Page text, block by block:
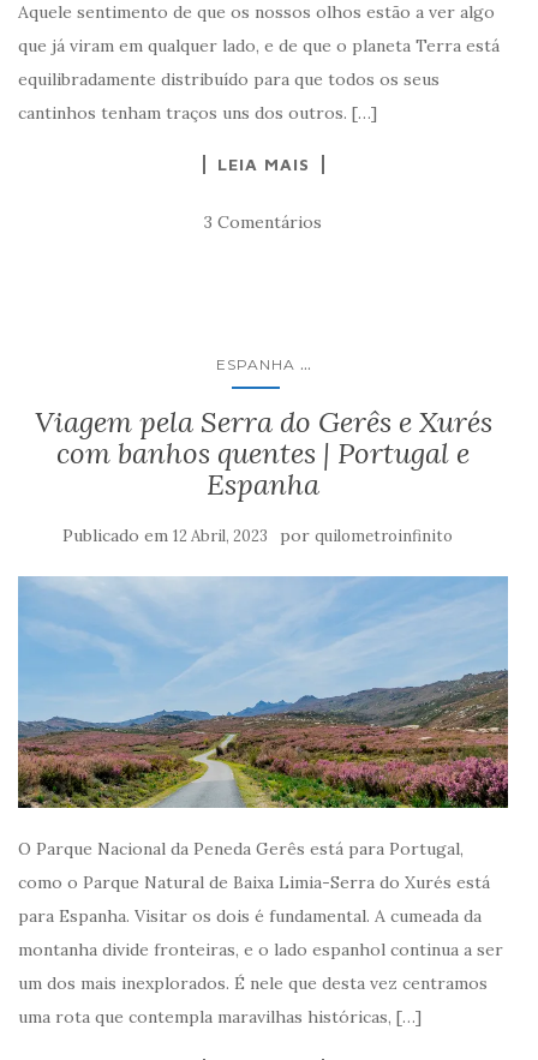
Aquele sentimento de que os nossos olhos estão a ver algo
que já viram em qualquer lado, e de que o planeta Terra está
equilibradamente distribuído para que todos os seus
cantinhos tenham traços uns dos outros. […]
LEIA MAIS
3 Comentários
ESPANHA ...
Viagem pela Serra do Gerês e Xurés
com banhos quentes | Portugal e
Espanha
Publicado em 12 Abril, 2023 por quilometroinfinito
O Parque Nacional da Peneda Gerês está para Portugal,
como o Parque Natural de Baixa Limia-Serra do Xurés está
para Espanha. Visitar os dois é fundamental. A cumeada da
montanha divide fronteiras, e o lado espanhol continua a ser
um dos mais inexplorados. É nele que desta vez centramos
uma rota que contempla maravilhas históricas, […]